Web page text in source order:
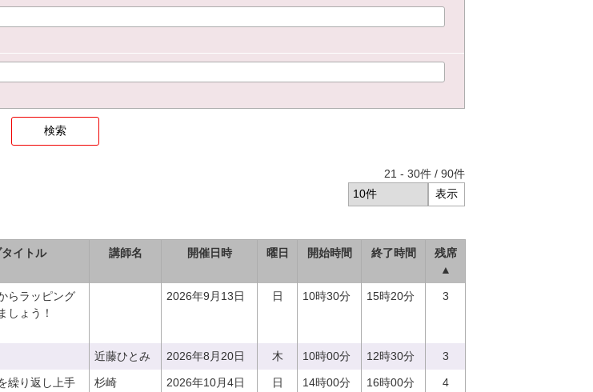
21 - 30件 / 90件
イトル 講師名 開催日時 曜日 開始時間 終了時間
残席
▲
らラッピング
しょう！
2026年9月13日 日 10時30分 15時20分 3
近藤ひとみ 2026年8月20日 木 10時00分 12時30分 3
繰り返し上手
杉崎 2026年10月4日 日 14時00分 16時00分 4